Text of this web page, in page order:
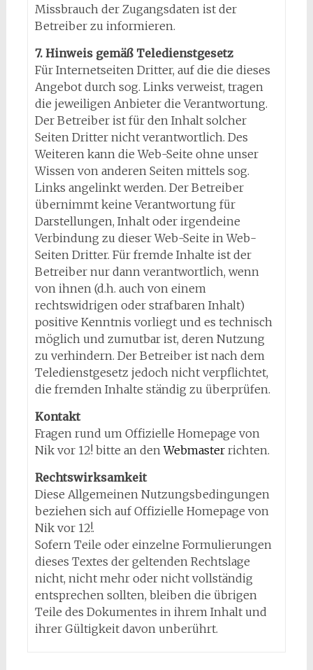
Missbrauch der Zugangsdaten ist der
Betreiber zu informieren.
7. Hinweis gemäß Teledienstgesetz
Für Internetseiten Dritter, auf die die dieses
Angebot durch sog. Links verweist, tragen
die jeweiligen Anbieter die Verantwortung.
Der Betreiber ist für den Inhalt solcher
Seiten Dritter nicht verantwortlich. Des
Weiteren kann die Web-Seite ohne unser
Wissen von anderen Seiten mittels sog.
Links angelinkt werden. Der Betreiber
übernimmt keine Verantwortung für
Darstellungen, Inhalt oder irgendeine
Verbindung zu dieser Web-Seite in Web-
Seiten Dritter. Für fremde Inhalte ist der
Betreiber nur dann verantwortlich, wenn
von ihnen (d.h. auch von einem
rechtswidrigen oder strafbaren Inhalt)
positive Kenntnis vorliegt und es technisch
möglich und zumutbar ist, deren Nutzung
zu verhindern. Der Betreiber ist nach dem
Teledienstgesetz jedoch nicht verpflichtet,
die fremden Inhalte ständig zu überprüfen.
Kontakt
Fragen rund um Offizielle Homepage von
Nik vor 12! bitte an denWebmasterrichten.
Rechtswirksamkeit
Diese Allgemeinen Nutzungsbedingungen
beziehen sich auf Offizielle Homepage von
Nik vor 12!.
Sofern Teile oder einzelne Formulierungen
dieses Textes der geltenden Rechtslage
nicht, nicht mehr oder nicht vollständig
entsprechen sollten, bleiben die übrigen
Teile des Dokumentes in ihrem Inhalt und
ihrer Gültigkeit davon unberührt.